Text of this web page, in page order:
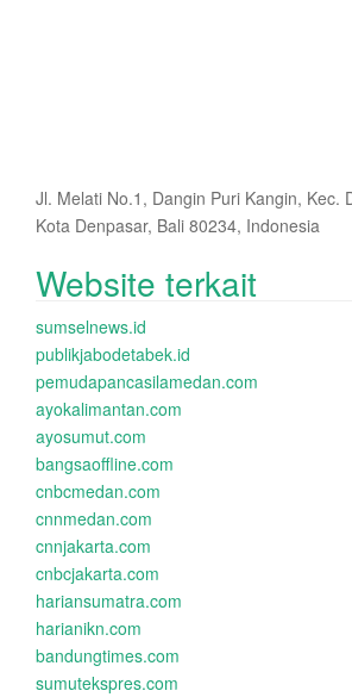
Jl. Melati No.1, Dangin Puri Kangin, Kec.
Kota Denpasar, Bali 80234, Indonesia
Website terkait
sumselnews.id
publikjabodetabek.id
pemudapancasilamedan.com
ayokalimantan.com
ayosumut.com
bangsaoffline.com
cnbcmedan.com
cnnmedan.com
cnnjakarta.com
cnbcjakarta.com
hariansumatra.com
harianikn.com
bandungtimes.com
sumutekspres.com